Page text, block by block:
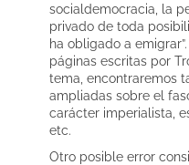
socialdemocracia, la
privado de toda
ha obligado a
páginas escritas por
tema, encontraremos
ampliadas sobre el
carácter imperialista,
etc.
Otro posible error